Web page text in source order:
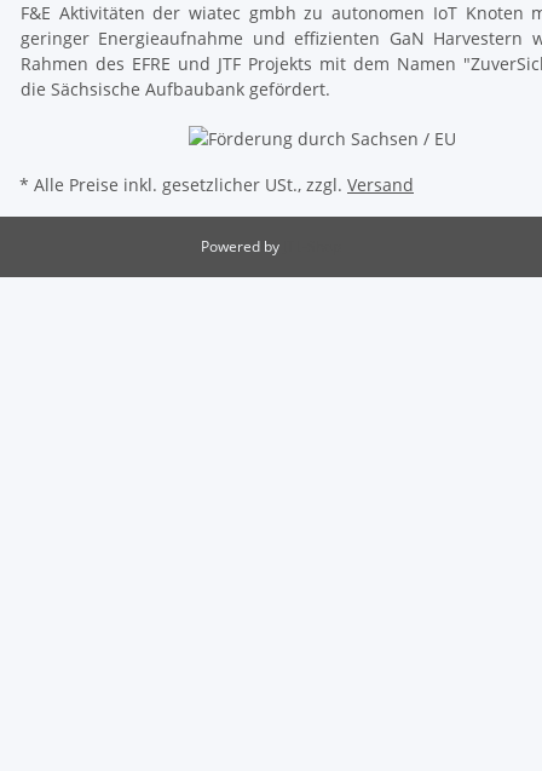
F&E Aktivitäten der wiatec gmbh zu autonomen IoT Knoten
geringer Energieaufnahme und effizienten GaN Harvestern
Rahmen des EFRE und JTF Projekts mit dem Namen
die Sächsische Aufbaubank gefördert.
* Alle Preise inkl. gesetzlicher USt., zzgl. Versand
Powered by